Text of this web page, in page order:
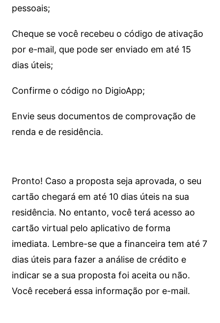
pessoais;
Cheque se você recebeu o código de ativação
por e-mail, que pode ser enviado em até 15
dias úteis;
Confirme o código no DigioApp;
Envie seus documentos de comprovação de
renda e de residência.
Pronto! Caso a proposta seja aprovada, o seu
cartão chegará em até 10 dias úteis na sua
residência. No entanto, você terá acesso ao
cartão virtual pelo aplicativo de forma
imediata. Lembre-se que a financeira tem até 7
dias úteis para fazer a análise de crédito e
indicar se a sua proposta foi aceita ou não.
Você receberá essa informação por e-mail.